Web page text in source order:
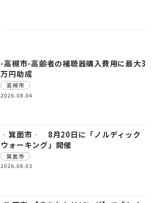
-高槻市-高齢者の補聴器購入費用に最大3
万円助成
高槻市
2026.08.04
‐箕面市‐ 8月20日に「ノルディック
ウォーキング」開催
箕面市
2026.08.03